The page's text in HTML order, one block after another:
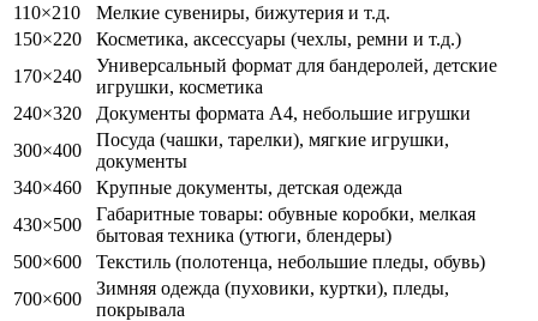
110×210
Мелкие сувениры, бижутерия и т.д.
150×220
Косметика, аксессуары (чехлы, ремни и т.д.)
170×240
Универсальный формат для бандеролей, детские
игрушки, косметика
240×320
Документы формата А4, небольшие игрушки
300×400
Посуда (чашки, тарелки), мягкие игрушки,
документы
340×460
Крупные документы, детская одежда
430×500
Габаритные товары: обувные коробки, мелкая
бытовая техника (утюги, блендеры)
500×600
Текстиль (полотенца, небольшие пледы, обувь)
700×600
Зимняя одежда (пуховики, куртки), пледы,
покрывала